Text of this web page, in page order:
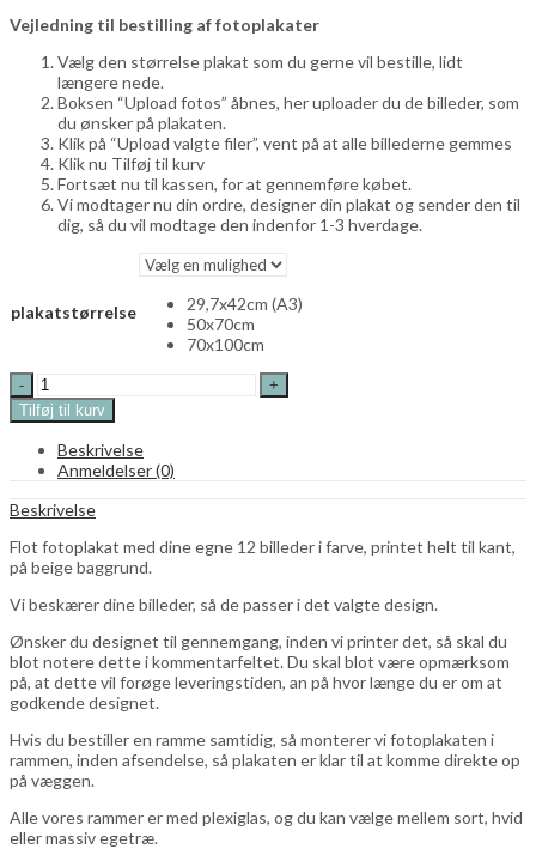
Vejledning til bestilling af fotoplakater
Vælg den størrelse plakat som du gerne vil bestille, lidt
længere nede.
Boksen “Upload fotos” åbnes, her uploader du de billeder, som
du ønsker på plakaten.
Klik på “Upload valgte filer”, vent på at alle billederne gemmes
Klik nu Tilføj til kurv
Fortsæt nu til kassen, for at gennemføre købet.
Vi modtager nu din ordre, designer din plakat og sender den til
dig, så du vil modtage den indenfor 1-3 hverdage.
plakatstørrelse
29,7x42cm (A3)
50x70cm
70x100cm
Fotoplakat
-
12
farve
billeder
beige
baggrund
quantity
Tilføj til kurv
Beskrivelse
Anmeldelser (0)
Beskrivelse
Flot fotoplakat med dine egne 12 billeder i farve, printet helt til kant,
på beige baggrund.
Vi beskærer dine billeder, så de passer i det valgte design.
Ønsker du designet til gennemgang, inden vi printer det, så skal du
blot notere dette i kommentarfeltet. Du skal blot være opmærksom
på, at dette vil forøge leveringstiden, an på hvor længe du er om at
godkende designet.
Hvis du bestiller en ramme samtidig, så monterer vi fotoplakaten i
rammen, inden afsendelse, så plakaten er klar til at komme direkte op
på væggen.
Alle vores rammer er med plexiglas, og du kan vælge mellem sort, hvid
eller massiv egetræ.